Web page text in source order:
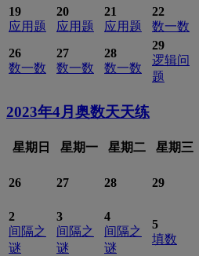
19
应用题
20
应用题
21
应用题
22
数一数
26
数一数
27
数一数
28
数一数
29
逻辑问
题
2023年4月 奥数天天练
星期日 星期一 星期二 星期三
26 27 28 29
2
间隔之
谜
3
间隔之
谜
4
间隔之
谜
5
填数